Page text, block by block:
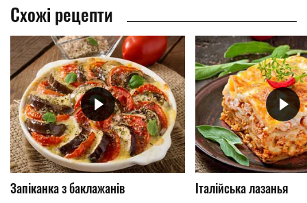
Схожі рецепти
Запіканка з баклажанів Італійська лазанья